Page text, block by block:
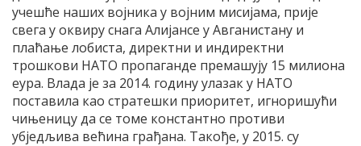
учешће наших војника у војним мисијама, прије
свега у оквиру снага Алијансе у Авганистану и
плаћање лобиста, директни и индиректни
трошкови НАТО пропаганде премашују 15 милиона
еура. Влада је за 2014. годину улазак у НАТО
поставила као стратешки приоритет, игноришући
чињеницу да се томе константно противи
убједљива већина грађана. Такође, у 2015. су